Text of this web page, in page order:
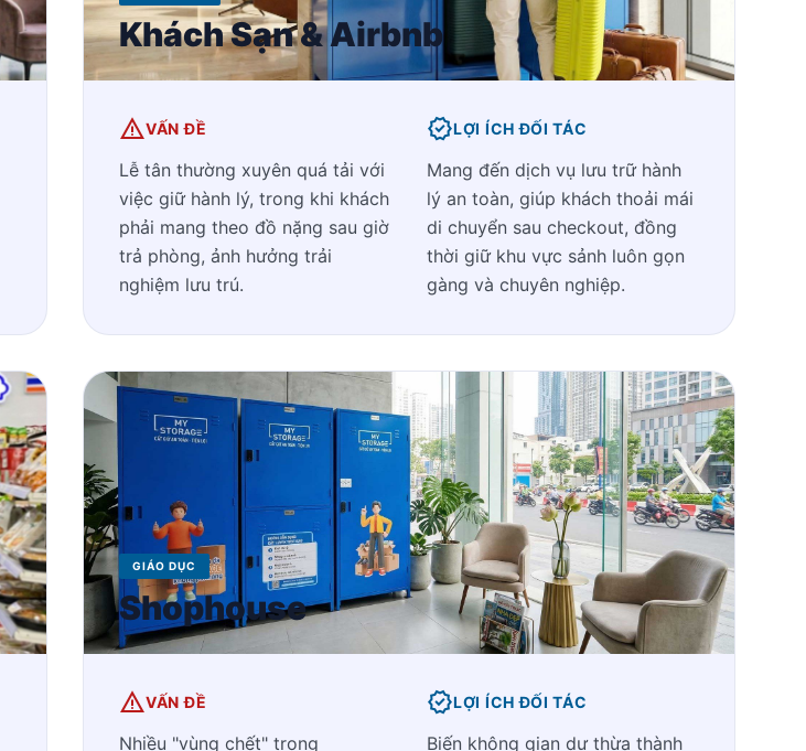
Khách Sạn & Airbnb
warningVẤN ĐỀ
Lễ tân thường xuyên quá tải với
việc giữ hành lý, trong khi khách
phải mang theo đồ nặng sau giờ
trả phòng, ảnh hưởng trải
nghiệm lưu trú.
verifiedLỢI ÍCH ĐỐI TÁC
Mang đến dịch vụ lưu trữ hành
lý an toàn, giúp khách thoải mái
di chuyển sau checkout, đồng
thời giữ khu vực sảnh luôn gọn
gàng và chuyên nghiệp.
GIÁO DỤC
Shophouse
warningVẤN ĐỀ
Nhiều "vùng chết" trong
verifiedLỢI ÍCH ĐỐI TÁC
Biến không gian dư thừa thành